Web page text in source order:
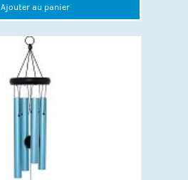
Ajouter au panier